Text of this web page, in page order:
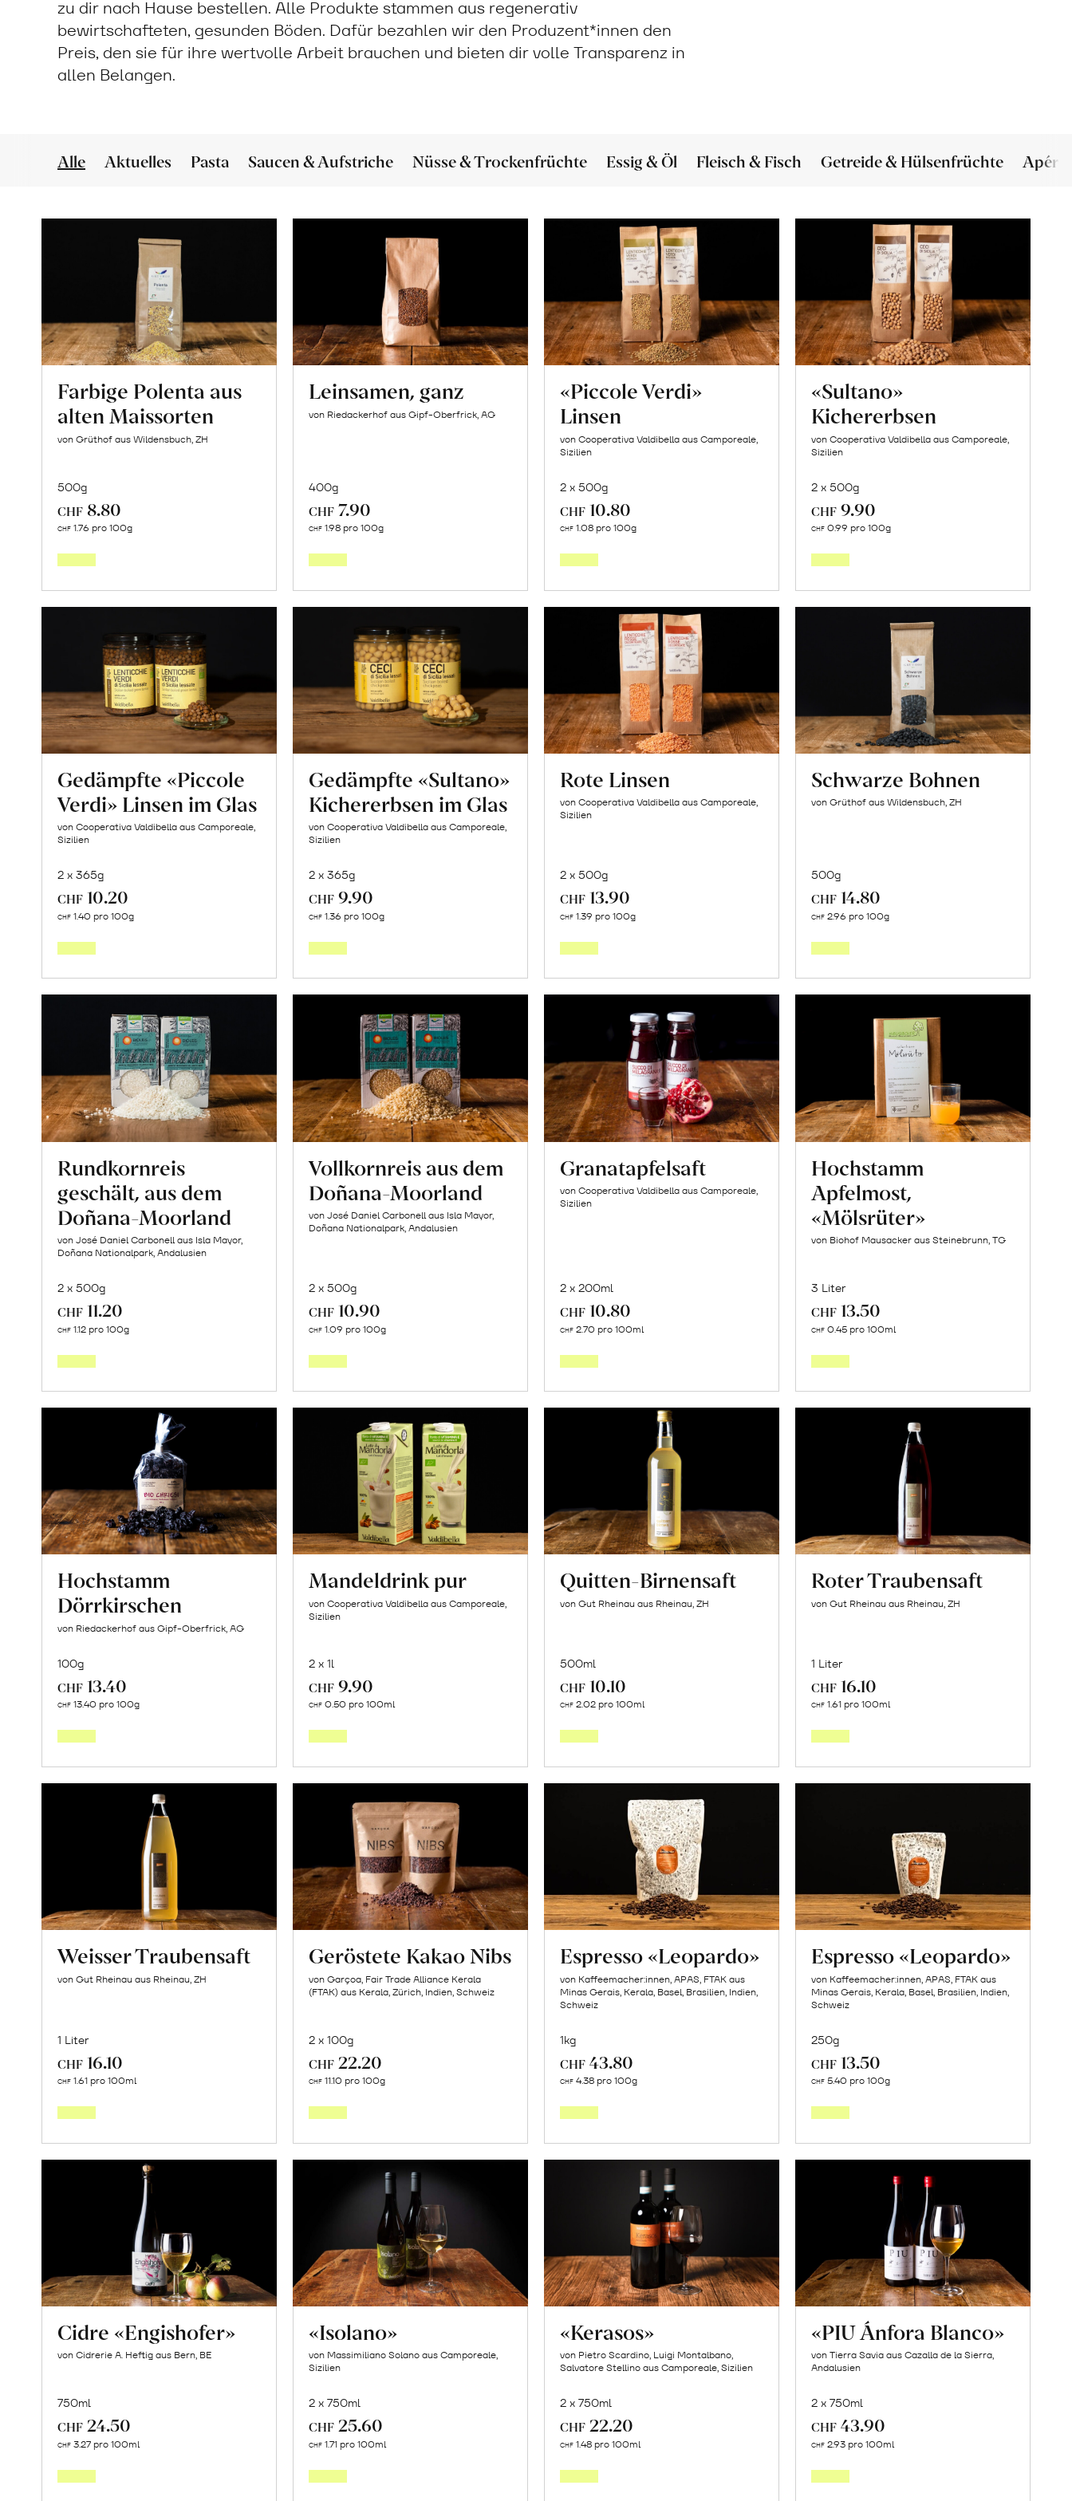
zu dir nach Hause bestellen. Alle Produkte stammen aus regenerativ
bewirtschafteten, gesunden Böden. Dafür bezahlen wir den Produzent*innen den
Preis, den sie für ihre wertvolle Arbeit brauchen und bieten dir volle Transparenz in
allen Belangen.
Alle Aktuelles Pasta Saucen & Aufstriche Nüsse & Trockenfrüchte Essig & Öl Fleisch & Fisch Getreide & Hülsenfrüchte Apéro
Farbige Polenta aus
alten Maissorten
von Grüthof aus Wildensbuch, ZH
500g
CHF 8.80
CHF 1.76 pro 100g
Leinsamen, ganz
von Riedackerhof aus Gipf-Oberfrick, AG
400g
CHF 7.90
CHF 1.98 pro 100g
«Piccole Verdi»
Linsen
von Cooperativa Valdibella aus Camporeale,
Sizilien
2 x 500g
CHF 10.80
CHF 1.08 pro 100g
«Sultano»
Kichererbsen
von Cooperativa Valdibella aus Camporeale,
Sizilien
2 x 500g
CHF 9.90
CHF 0.99 pro 100g
Gedämpfte «Piccole
Verdi» Linsen im Glas
von Cooperativa Valdibella aus Camporeale,
Sizilien
2 x 365g
CHF 10.20
CHF 1.40 pro 100g
Gedämpfte «Sultano»
Kichererbsen im Glas
von Cooperativa Valdibella aus Camporeale,
Sizilien
2 x 365g
CHF 9.90
CHF 1.36 pro 100g
Rote Linsen
von Cooperativa Valdibella aus Camporeale,
Sizilien
2 x 500g
CHF 13.90
CHF 1.39 pro 100g
Schwarze Bohnen
von Grüthof aus Wildensbuch, ZH
500g
CHF 14.80
CHF 2.96 pro 100g
Rundkornreis
geschält, aus dem
Doñana-Moorland
von José Daniel Carbonell aus Isla Mayor,
Doñana Nationalpark, Andalusien
2 x 500g
CHF 11.20
CHF 1.12 pro 100g
Vollkornreis aus dem
Doñana-Moorland
von José Daniel Carbonell aus Isla Mayor,
Doñana Nationalpark, Andalusien
2 x 500g
CHF 10.90
CHF 1.09 pro 100g
Granatapfelsaft
von Cooperativa Valdibella aus Camporeale,
Sizilien
2 x 200ml
CHF 10.80
CHF 2.70 pro 100ml
Hochstamm
Apfelmost,
«Mölsrüter»
von Biohof Mausacker aus Steinebrunn, TG
3 Liter
CHF 13.50
CHF 0.45 pro 100ml
Hochstamm
Dörrkirschen
von Riedackerhof aus Gipf-Oberfrick, AG
100g
CHF 13.40
CHF 13.40 pro 100g
Mandeldrink pur
von Cooperativa Valdibella aus Camporeale,
Sizilien
2 x 1l
CHF 9.90
CHF 0.50 pro 100ml
Quitten-Birnensaft
von Gut Rheinau aus Rheinau, ZH
500ml
CHF 10.10
CHF 2.02 pro 100ml
Roter Traubensaft
von Gut Rheinau aus Rheinau, ZH
1 Liter
CHF 16.10
CHF 1.61 pro 100ml
Weisser Traubensaft
von Gut Rheinau aus Rheinau, ZH
1 Liter
CHF 16.10
CHF 1.61 pro 100ml
Geröstete Kakao Nibs
von Garçoa, Fair Trade Alliance Kerala
(FTAK) aus Kerala, Zürich, Indien, Schweiz
2 x 100g
CHF 22.20
CHF 11.10 pro 100g
Espresso «Leopardo»
von Kaffeemacher:innen, APAS, FTAK aus
Minas Gerais, Kerala, Basel, Brasilien, Indien,
Schweiz
1kg
CHF 43.80
CHF 4.38 pro 100g
Espresso «Leopardo»
von Kaffeemacher:innen, APAS, FTAK aus
Minas Gerais, Kerala, Basel, Brasilien, Indien,
Schweiz
250g
CHF 13.50
CHF 5.40 pro 100g
Cidre «Engishofer»
von Cidrerie A. Heftig aus Bern, BE
750ml
CHF 24.50
CHF 3.27 pro 100ml
«Isolano»
von Massimiliano Solano aus Camporeale,
Sizilien
2 x 750ml
CHF 25.60
CHF 1.71 pro 100ml
«Kerasos»
von Pietro Scardino, Luigi Montalbano,
Salvatore Stellino aus Camporeale, Sizilien
2 x 750ml
CHF 22.20
CHF 1.48 pro 100ml
«PIU Ánfora Blanco»
von Tierra Savia aus Cazalla de la Sierra,
Andalusien
2 x 750ml
CHF 43.90
CHF 2.93 pro 100ml